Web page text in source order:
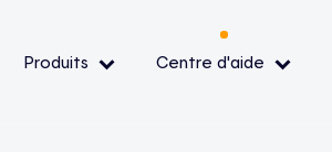
Produits Centre d'aide